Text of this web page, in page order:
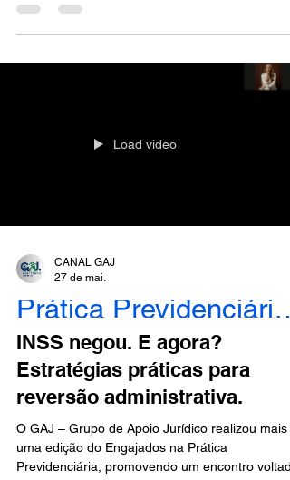
estudantes que acompanham as constantes
transformações do Direito Previdenciário. Com o
Precisa Saber Depois da ADI 6309”, o evento
abordou os principais impactos da recente
Load video
CANAL GAJ
27 de mai.
Prática Previdenciária - Engajados
INSS negou. E agora?
Estratégias práticas para
reversão administrativa.
O GAJ – Grupo de Apoio Jurídico realizou mais
uma edição do Engajados na Prática
Previdenciária, promovendo um encontro